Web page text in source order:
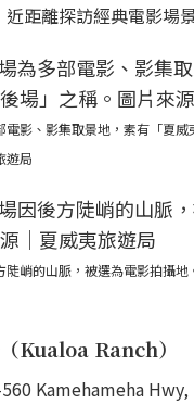
距離探訪經典電影場
電影、影集取景地，素有「夏
遊局
陡峭的山脈，被選為電影拍攝
Kualoa Ranch）
Kamehameha Hwy,